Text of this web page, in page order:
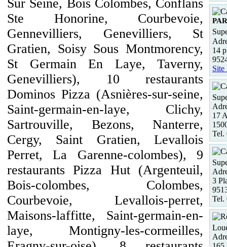
Sur Seine, Bois Colombes, Conflans
Ste Honorine, Courbevoie,
Gennevilliers, Genevilliers, St
Gratien, Soisy Sous Montmorency,
St Germain En Laye, Taverny,
Genevilliers), 10 restaurants
Dominos Pizza (Asnières-sur-seine,
Saint-germain-en-laye, Clichy,
Sartrouville, Bezons, Nanterre,
Cergy, Saint Gratien, Levallois
Perret, La Garenne-colombes), 9
restaurants Pizza Hut (Argenteuil,
Bois-colombes, Colombes,
Courbevoie, Levallois-perret,
Maisons-laffitte, Saint-germain-en-
laye, Montigny-les-cormeilles,
14
Site
17
Tel.
3
Tel.